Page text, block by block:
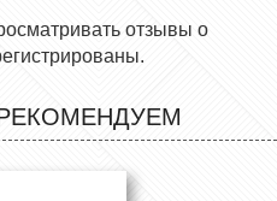
отзывы о